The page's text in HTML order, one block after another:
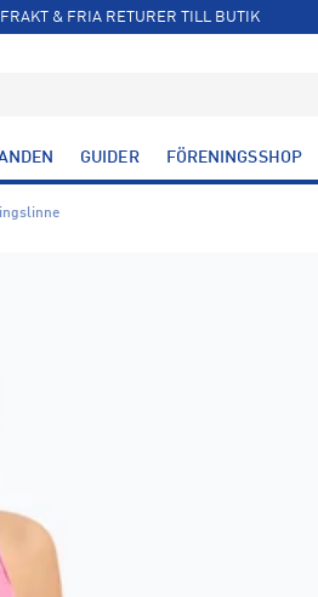
& FRIA RETURER TILL BUTIK
GUIDER FÖRENINGSSHOP